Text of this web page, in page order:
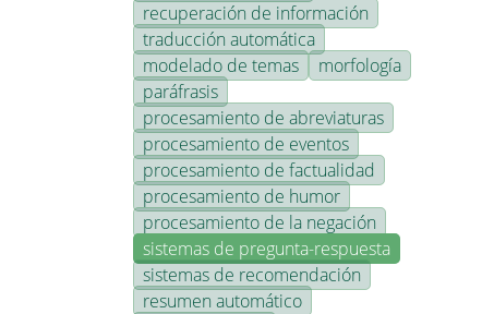
recuperación de información
traducción automática
modelado de temas
morfología
paráfrasis
procesamiento de abreviaturas
procesamiento de eventos
procesamiento de factualidad
procesamiento de humor
procesamiento de la negación
sistemas de pregunta-respuesta
sistemas de recomendación
resumen automático